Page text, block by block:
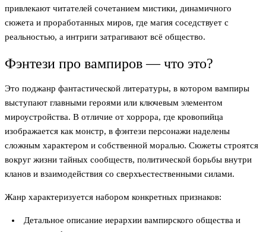
привлекают читателей сочетанием мистики, динамичного
сюжета и проработанных миров, где магия соседствует с
реальностью, а интриги затрагивают всё общество.
Фэнтези про вампиров — что это?
Это поджанр фантастической литературы, в котором вампиры
выступают главными героями или ключевым элементом
мироустройства. В отличие от хоррора, где кровопийца
изображается как монстр, в фэнтези персонажи наделены
сложным характером и собственной моралью. Сюжеты строятся
вокруг жизни тайных сообществ, политической борьбы внутри
кланов и взаимодействия со сверхъестественными силами.
Жанр характеризуется набором конкретных признаков:
Детальное описание иерархии вампирского общества и